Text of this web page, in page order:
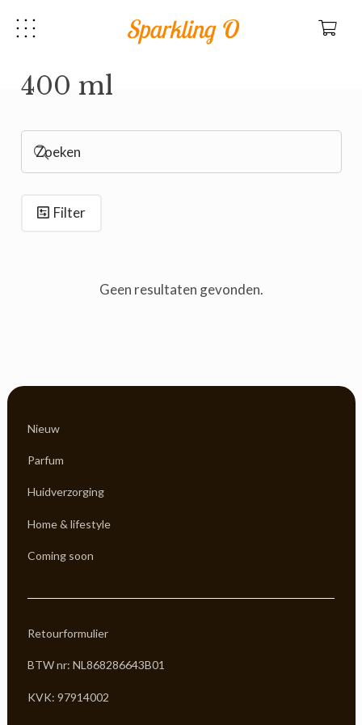
Sparkling O
400 ml
Filter
Geen resultaten gevonden.
Nieuw
Parfum
Huidverzorging
Home & lifestyle
Coming soon
Retourformulier
BTW nr: NL868286643B01
KVK: 97914002